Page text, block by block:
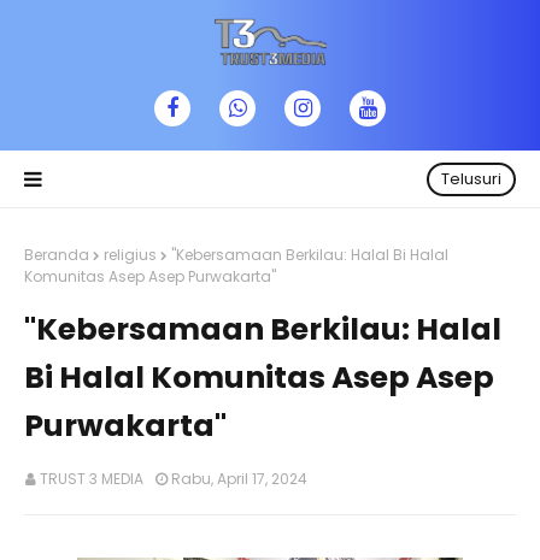
Telusuri
Beranda religius
"Kebersamaan Berkilau: Halal Bi Halal
Komunitas Asep Asep Purwakarta"
"Kebersamaan Berkilau: Halal
Bi Halal Komunitas Asep Asep
Purwakarta"
TRUST 3 MEDIA Rabu, April 17, 2024